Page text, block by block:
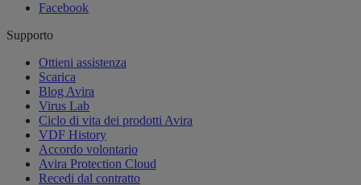
Facebook
Supporto
Ottieni assistenza
Scarica
Blog Avira
Virus Lab
Ciclo di vita dei prodotti Avira
VDF History
Accordo volontario
Avira Protection Cloud
Recedi dal contratto